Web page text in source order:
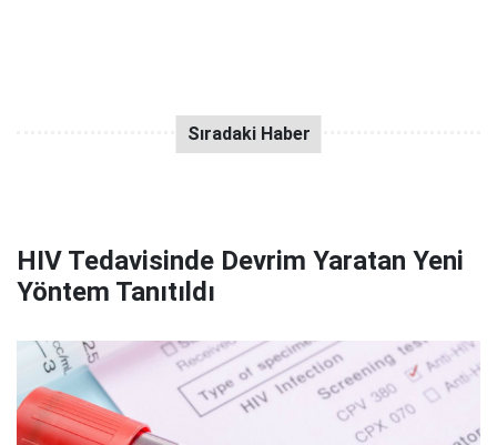
HIV Tedavisinde Devrim Yaratan Yeni
Yöntem Tanıtıldı